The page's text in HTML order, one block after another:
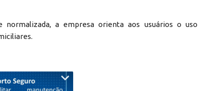
a empresa orienta aos usuários o uso